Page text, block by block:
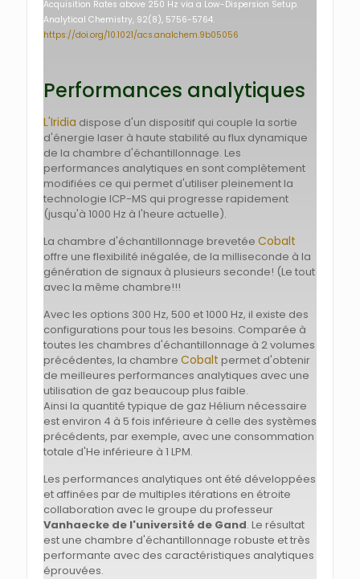
Acquisition Rates above 250 Hz via a Low-Dispersion Setup.
Analytical Chemistry, 92(8), 5756-5764.
https://doi.org/10.1021/acs.analchem.9b05056
Performances analytiques
L'Iridia dispose d'un dispositif qui couple la sortie
d'énergie laser à haute stabilité au flux dynamique
de la chambre d'échantillonnage. Les
performances analytiques en sont complètement
modifiées ce qui permet d'utiliser pleinement la
technologie ICP-MS qui progresse rapidement
(jusqu'à 1000 Hz à l'heure actuelle).
La chambre d'échantillonnage brevetée Cobalt
offre une flexibilité inégalée, de la milliseconde à la
génération de signaux à plusieurs seconde! (Le tout
avec la même chambre!!!
Avec les options 300 Hz, 500 et 1000 Hz, il existe des
configurations pour tous les besoins. Comparée à
toutes les chambres d'échantillonnage à 2 volumes
précédentes, la chambre Cobalt permet d'obtenir
de meilleures performances analytiques avec une
utilisation de gaz beaucoup plus faible.
Ainsi la quantité typique de gaz Hélium nécessaire
est environ 4 à 5 fois inférieure à celle des systèmes
précédents, par exemple, avec une consommation
totale d'He inférieure à 1 LPM.
Les performances analytiques ont été développées
et affinées par de multiples itérations en étroite
collaboration avec le groupe du professeur
Vanhaecke de l'université de Gand. Le résultat
est une chambre d'échantillonnage robuste et très
performante avec des caractéristiques analytiques
éprouvées.